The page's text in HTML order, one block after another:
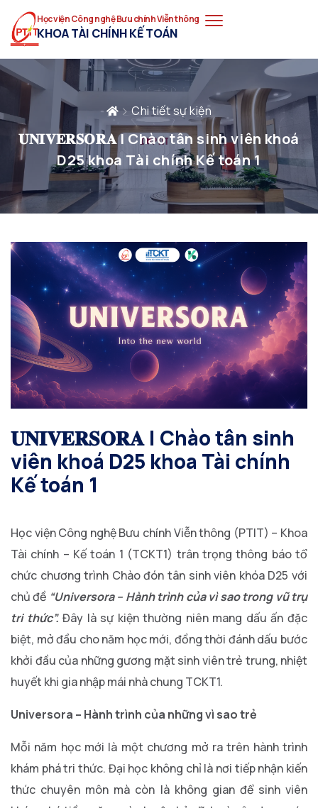
Học viện Công nghệ Bưu chính Viễn thông
KHOA TÀI CHÍNH KẾ TOÁN
Chi tiết sự kiện
𝐔𝐍𝐈𝐕𝐄𝐑𝐒𝐎𝐑𝐀 | Chào tân sinh viên khoá
D25 khoa Tài chính Kế toán 1
𝐔𝐍𝐈𝐕𝐄𝐑𝐒𝐎𝐑𝐀 | Chào tân sinh
viên khoá D25 khoa Tài chính
Kế toán 1
Học viện Công nghệ Bưu chính Viễn thông (PTIT) – Khoa
Tài chính – Kế toán 1 (TCKT1) trân trọng thông báo tổ
chức chương trình Chào đón tân sinh viên khóa D25 với
chủ đề “Universora – Hành trình của vì sao trong vũ trụ
tri thức”.Đây là sự kiện thường niên mang dấu ấn đặc
biệt, mở đầu cho năm học mới, đồng thời đánh dấu bước
khởi đầu của những gương mặt sinh viên trẻ trung, nhiệt
huyết khi gia nhập mái nhà chung TCKT1.
Universora – Hành trình của những vì sao trẻ
Mỗi năm học mới là một chương mở ra trên hành trình
khám phá tri thức. Đại học không chỉ là nơi tiếp nhận kiến
thức chuyên môn mà còn là không gian để sinh viên